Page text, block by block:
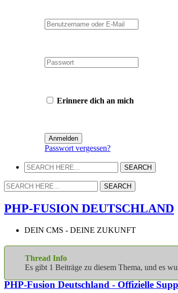
Erinnere dich an mich
Passwort vergessen?
PHP-FUSION DEUTSCHLAND
DEIN CMS - DEINE ZUKUNFT
Thread Info
Es gibt 1 Beiträge zu diesem Thema, und es
PHP-Fusion Deutschland - Offizielle